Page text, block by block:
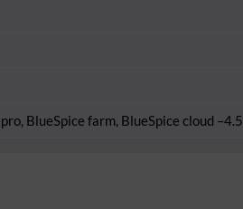
BlueSpice farm, BlueSpice cloud –4.5